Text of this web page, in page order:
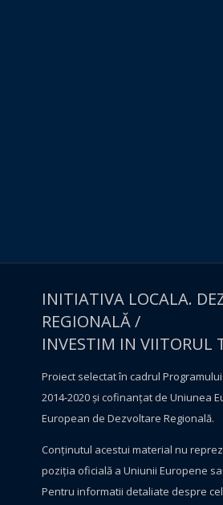
INITIATIVA LOCALA.
REGIONALĂ /
INVESTIM IN VIITORUL
Proiect selectat în cadrul
2014-2020 și cofinanțat de Uniunea
European de Dezvoltare Regională.
Conţinutul acestui material nu
poziţia oficială a Uniunii Europene
Pentru informatii detaliate despre